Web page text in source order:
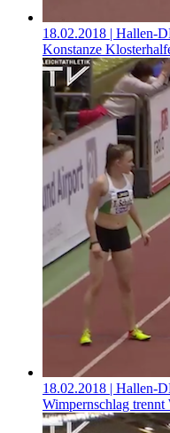
18.02.2018 | Hallen-
Konstanze
18.02.2018 | Hallen-
Wimpernschlag trennt